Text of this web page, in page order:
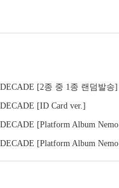
[2종 중 1종 랜덤발송]
[ID Card ver.]
[Platform Album
[Platform Album